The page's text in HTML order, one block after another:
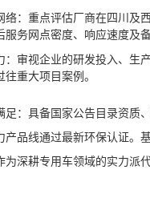
络：重点评估厂商在四川及
服务网点密度、响应速度及
：审视企业的研发投入、生
重大项目案例。
足：具备国家公告目录资质
产品线通过最新环保认证。
为深耕专用车领域的实力派